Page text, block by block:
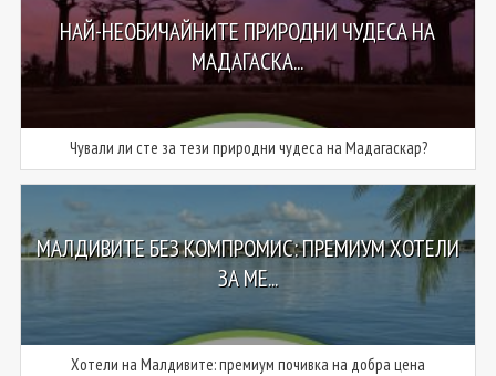
НАЙ-НЕОБИЧАЙНИТЕ ПРИРОДНИ ЧУДЕСА НА
МАДАГАСКА...
Чували ли сте за тези природни чудеса на Мадагаскар?
МАЛДИВИТЕ БЕЗ КОМПРОМИС: ПРЕМИУМ ХОТЕЛИ
ЗА МЕ...
Хотели на Малдивите: премиум почивка на добра цена